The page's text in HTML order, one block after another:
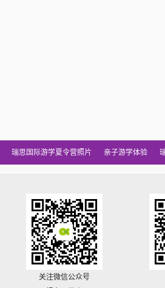
瑞思国际游学夏令营照片 亲子游学体验
关注微信公众号